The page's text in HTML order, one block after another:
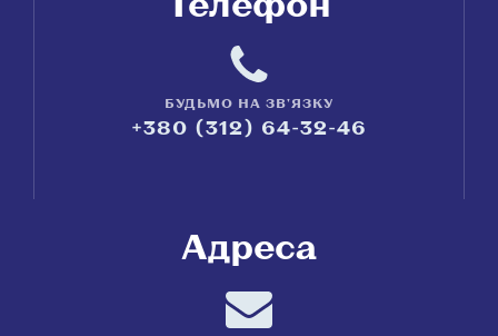
БУДЬМО НА ЗВ'ЯЗКУ
+380 (312) 64-32-46
Адреса